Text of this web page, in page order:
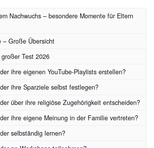
Nachwuchs – besondere Momente für Eltern
– Große Übersicht
Test 2026
ihre eigenen YouTube-Playlists erstellen?
ihre Sparziele selbst festlegen?
über ihre religiöse Zugehörigkeit entscheiden?
ihre eigene Meinung in der Familie vertreten?
selbständig lernen?